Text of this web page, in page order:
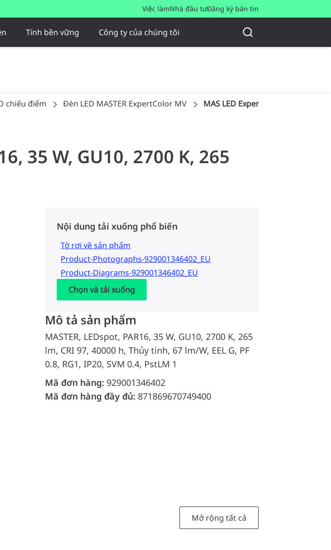
Việc làmNhà đầu tưĐăng ký bản tin
Tính bền vững Công ty của chúng tôi
chiếu điểm Đèn LED MASTER ExpertColor MV MAS LED ExpertColor 3.9-35W
35 W, GU10, 2700 K, 265
Nội dung tải xuống phổ biến
Tờ rơi về sản phẩm
Product-Photographs-929001346402_EU
Product-Diagrams-929001346402_EU
Chọn và tải xuống
Mô tả sản phẩm
MASTER, LEDspot, PAR16, 35 W, GU10, 2700 K, 265
lm, CRI 97, 40000 h, Thủy tinh, 67 lm/W, EEL G, PF
0.8, RG1, IP20, SVM 0.4, PstLM 1
Mã đơn hàng: 929001346402
Mã đơn hàng đầy đủ: 871869670749400
Mở rộng tất cả